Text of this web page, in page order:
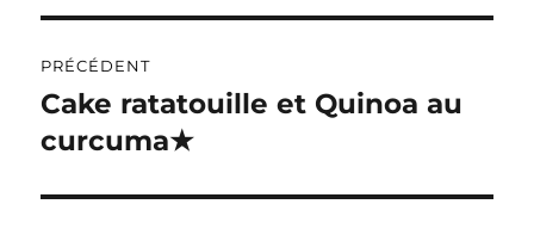
T
R
A
T
de
l’article
PRÉCÉDENT
Publication
précédente :
Cake ratatouille et Quinoa au
curcuma★